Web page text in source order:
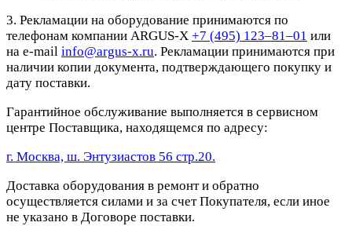
3. Рекламации на оборудование принимаются по
телефонам компании ARGUS-X +7 (495) 123–81–01 или
на e-mail info@argus-x.ru. Рекламации принимаются при
наличии копии документа, подтверждающего покупку и
дату поставки.
Гарантийное обслуживание выполняется в сервисном
центре Поставщика, находящемся по адресу:
г. Москва, ш. Энтузиастов 56 стр.20.
Доставка оборудования в ремонт и обратно
осуществляется силами и за счет Покупателя, если иное
не указано в Договоре поставки.